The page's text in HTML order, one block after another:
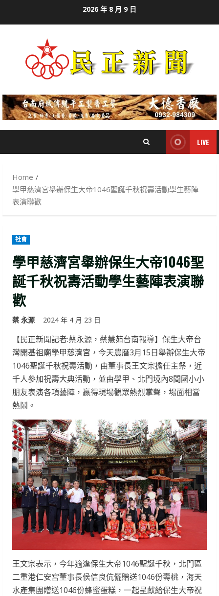
2026 年 8 月 9 日
LIVE
Home
學甲慈濟宮舉辦保生大帝1046聖誕千秋祝壽活動學生藝陣
表演聯歡
社會
學甲慈濟宮舉辦保生大帝1046聖
誕千秋祝壽活動學生藝陣表演聯
歡
蔡 永源 2024 年 4 月 23 日
【民正新聞記者:蔡永源，蔡慧茹台南報導】保生大帝台
灣開基祖廟學甲慈濟宮，今天農曆3月15日舉辦保生大帝
1046聖誕千秋祝壽活動，由董事長王文宗擔任主祭，近
千人參加祝壽大典活動，並由學甲、北門境內8間國小小
朋友表演各項藝陣，贏得現場觀眾熱烈掌聲，場面相當
熱鬧。
王文宗表示，今年適逢保生大帝1046聖誕千秋，北門區
二重港仁安宮董事長侯信良伉儷贈送1046份壽桃，海天
水產集團贈送1046份蜂蜜蛋糕，一起呈獻給保生大帝祝